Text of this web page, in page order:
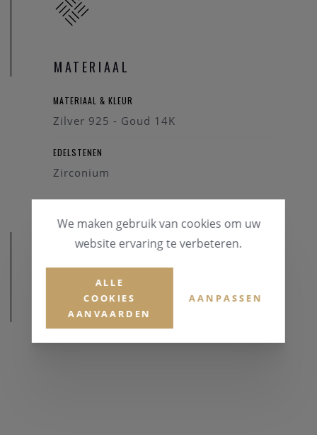
MATERIAAL
MATERIAAL & KLEUR
Zilver 925 - Goud 14K
EDELSTENEN
Zirconium
AFMETINGEN
We maken gebruik van cookies om uw
website ervaring te verbeteren.
ALLE
COOKIES
AANVAARDEN
AANPASSEN